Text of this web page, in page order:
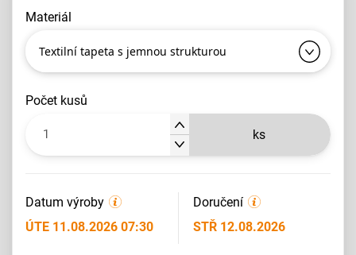
materiál
Textilní tapeta s jemnou strukturou
počet kusů
ks
Datum výroby
ÚTE 11.08.2026 07:30
Doručení
STŘ 12.08.2026